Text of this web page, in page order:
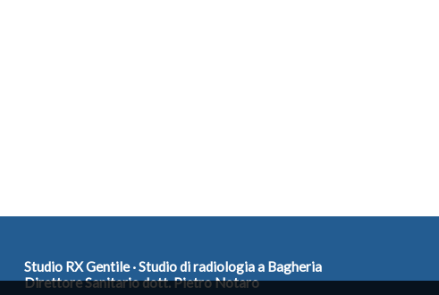
Studio RX Gentile · Studio di radiologia a Bagheria
Direttore Sanitario dott. Pietro Notaro